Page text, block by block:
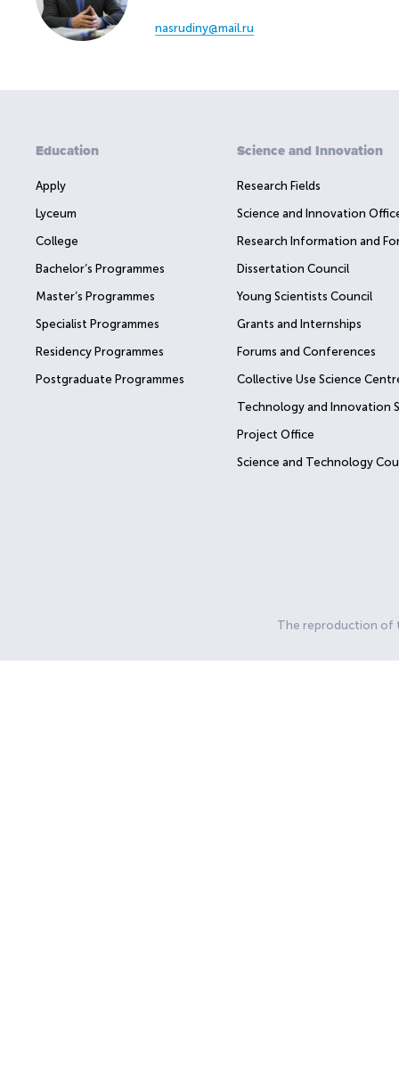
nasrudiny@mail.ru
Education
Apply
Lyceum
College
Bachelor’s Programmes
Master’s Programmes
Specialist Programmes
Residency Programmes
Postgraduate Programmes
Science and Innovation
Research Fields
Science and Innovation
Research Information and
Dissertation Council
Young Scientists Council
Grants and Internships
Forums and Conferences
Collective Use Science
Technology and Innovation
Project Office
Science and Technology
The reproduction of